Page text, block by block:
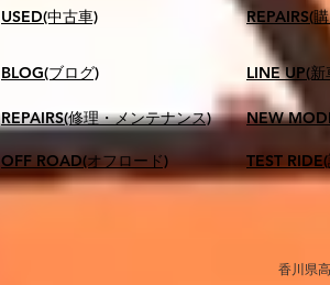
USED(中古車)
BLOG(ブログ)
REPAIRS(修理・メンテナンス)
OFF ROAD(オフロード)
​REPAIRS(
LINE UP(
NEW
TEST
香川県